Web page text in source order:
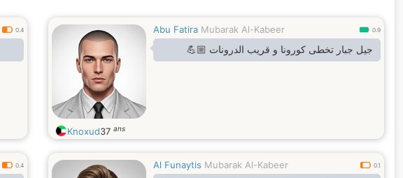
0.4 Abu Fatira Mubarak Al-Kabeer 0.9
جيل جبار تخطى كورونا و قريب الدرونات 💪🏼
Knoxud37 ans
0.4 Al Funaytis Mubarak Al-Kabeer 0.1